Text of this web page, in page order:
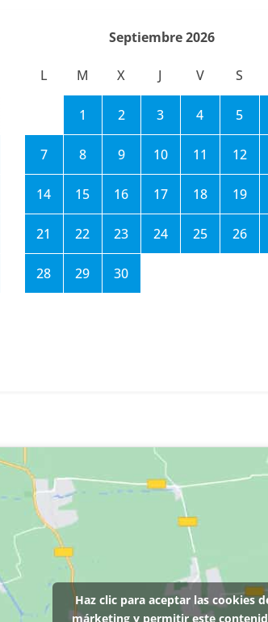
Septiembre 2026
L M X J V S
1 2 3 4 5
7 8 9 10 11 12
14 15 16 17 18 19
21 22 23 24 25 26
28 29 30
Haz clic para aceptar las cookies
márketing y permitir este